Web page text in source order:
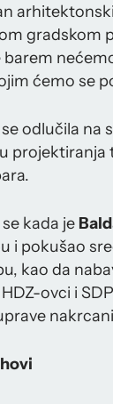
gradskom
barem
ćemo se
odlučila na
projektiranja
kada je
i pokušao
kao da
ovci i